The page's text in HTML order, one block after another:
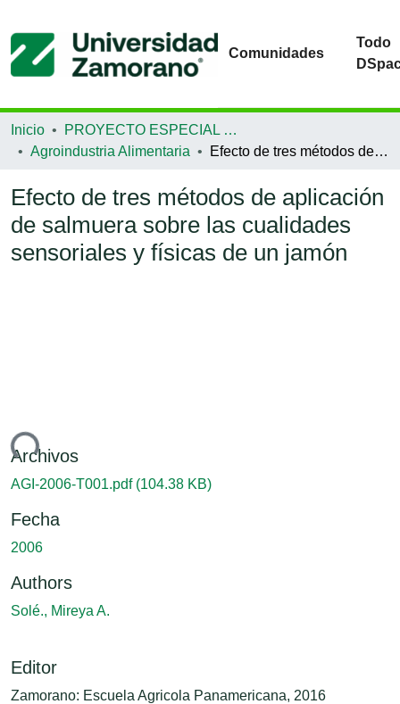
Comunidades
Todo
Inicio
PROYECTO ESPECIAL DE GRADUACIÓN
Agroindustria Alimentaria
Efecto de tres métodos de aplicación de salmuera sobre las cualidades sensoriales y físicas de un jamón
Efecto de tres métodos de aplicación
de salmuera sobre las cualidades
sensoriales y físicas de un jamón
Archivos
AGI-2006-T001.pdf (104.38 KB)
Fecha
2006
Authors
Solé., Mireya A.
Editor
Zamorano: Escuela Agricola Panamericana, 2016